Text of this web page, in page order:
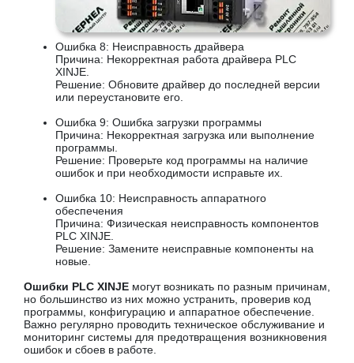
Ошибка 8: Неисправность драйвера
Причина: Некорректная работа драйвера PLC
XINJE.
Решение: Обновите драйвер до последней версии
или переустановите его.
Ошибка 9: Ошибка загрузки программы
Причина: Некорректная загрузка или выполнение
программы.
Решение: Проверьте код программы на наличие
ошибок и при необходимости исправьте их.
Ошибка 10: Неисправность аппаратного
обеспечения
Причина: Физическая неисправность компонентов
PLC XINJE.
Решение: Замените неисправные компоненты на
новые.
Ошибки PLC XINJE могут возникать по разным причинам,
но большинство из них можно устранить, проверив код
программы, конфигурацию и аппаратное обеспечение.
Важно регулярно проводить техническое обслуживание и
мониторинг системы для предотвращения возникновения
ошибок и сбоев в работе.